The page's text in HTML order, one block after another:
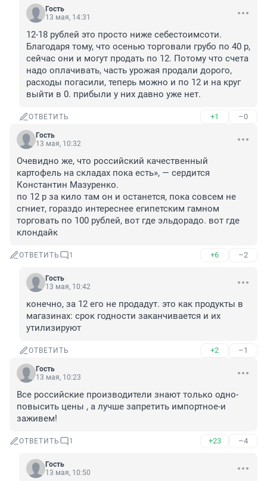
Гость
13 мая, 14:31
12-18 рублей это просто ниже себестоимсоти.
Благодаря тому, что осенью торговали грубо по 40 р,
сейчас они и могут продать по 12. Потому что счета
надо оплачивать, часть урожая продали дорого,
расходы погасили, теперь можно и по 12 и на круг
выйти в 0. прибыли у них давно уже нет.
ОТВЕТИТЬ +1 –0
Гость
13 мая, 10:32
Очевидно же, что российский качественный
картофель на складах пока есть», — сердится
Константин Мазуренко.
по 12 р за кило там он и останется, пока совсем не
сгниет, гораздо интереснее египетским гамном
торговать по 100 рублей, вот где эльдорадо. вот где
клондайк
ОТВЕТИТЬ 1 +6 –2
Гость
13 мая, 10:42
конечно, за 12 его не продадут. это как продукты в
магазинах: срок годности заканчивается и их
утилизируют
ОТВЕТИТЬ +2 –1
Гость
13 мая, 10:23
Все российские производители знают только одно-
повысить цены , а лучше запретить импортное-и
заживем!
ОТВЕТИТЬ 1 +23 –4
Гость
13 мая, 10:50